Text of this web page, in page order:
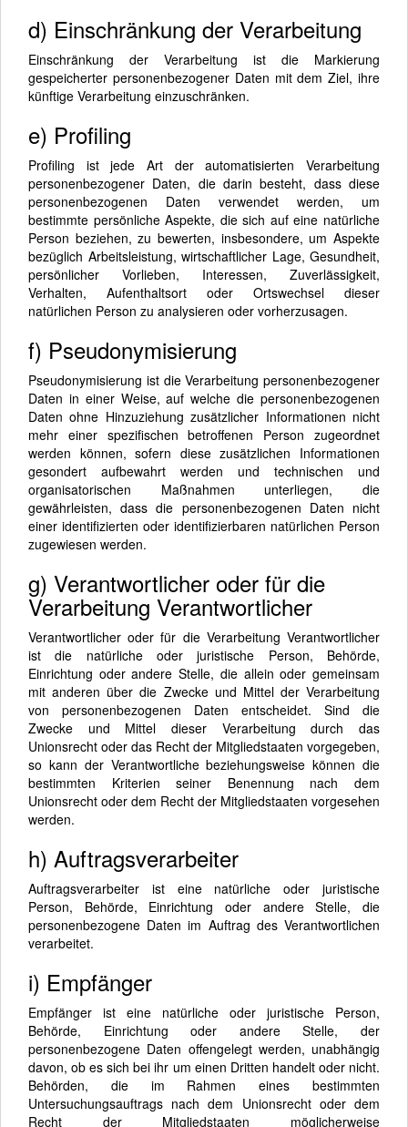
d) Einschränkung der Verarbeitung
Einschränkung der Verarbeitung ist die Markierung
gespeicherter personenbezogener Daten mit dem Ziel, ihre
künftige Verarbeitung einzuschränken.
e) Profiling
Profiling ist jede Art der automatisierten Verarbeitung
personenbezogener Daten, die darin besteht, dass diese
personenbezogenen Daten verwendet werden, um
bestimmte persönliche Aspekte, die sich auf eine natürliche
Person beziehen, zu bewerten, insbesondere, um Aspekte
bezüglich Arbeitsleistung, wirtschaftlicher Lage, Gesundheit,
persönlicher Vorlieben, Interessen, Zuverlässigkeit,
Verhalten, Aufenthaltsort oder Ortswechsel dieser
natürlichen Person zu analysieren oder vorherzusagen.
f) Pseudonymisierung
Pseudonymisierung ist die Verarbeitung personenbezogener
Daten in einer Weise, auf welche die personenbezogenen
Daten ohne Hinzuziehung zusätzlicher Informationen nicht
mehr einer spezifischen betroffenen Person zugeordnet
werden können, sofern diese zusätzlichen Informationen
gesondert aufbewahrt werden und technischen und
organisatorischen Maßnahmen unterliegen, die
gewährleisten, dass die personenbezogenen Daten nicht
einer identifizierten oder identifizierbaren natürlichen Person
zugewiesen werden.
g) Verantwortlicher oder für die
Verarbeitung Verantwortlicher
Verantwortlicher oder für die Verarbeitung Verantwortlicher
ist die natürliche oder juristische Person, Behörde,
Einrichtung oder andere Stelle, die allein oder gemeinsam
mit anderen über die Zwecke und Mittel der Verarbeitung
von personenbezogenen Daten entscheidet. Sind die
Zwecke und Mittel dieser Verarbeitung durch das
Unionsrecht oder das Recht der Mitgliedstaaten vorgegeben,
so kann der Verantwortliche beziehungsweise können die
bestimmten Kriterien seiner Benennung nach dem
Unionsrecht oder dem Recht der Mitgliedstaaten vorgesehen
werden.
h) Auftragsverarbeiter
Auftragsverarbeiter ist eine natürliche oder juristische
Person, Behörde, Einrichtung oder andere Stelle, die
personenbezogene Daten im Auftrag des Verantwortlichen
verarbeitet.
i) Empfänger
Empfänger ist eine natürliche oder juristische Person,
Behörde, Einrichtung oder andere Stelle, der
personenbezogene Daten offengelegt werden, unabhängig
davon, ob es sich bei ihr um einen Dritten handelt oder nicht.
Behörden, die im Rahmen eines bestimmten
Untersuchungsauftrags nach dem Unionsrecht oder dem
Recht der Mitgliedstaaten möglicherweise